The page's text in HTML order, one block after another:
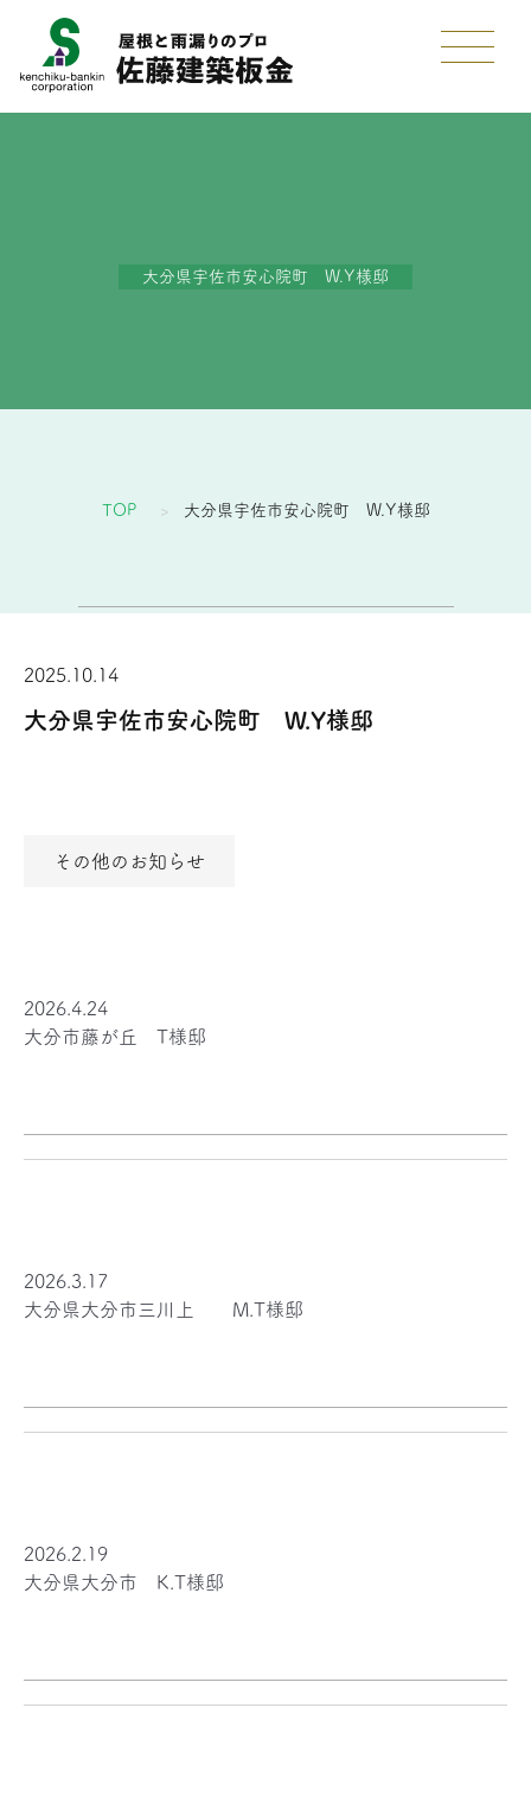
大分県宇佐市安心院町 W.Y様邸
TOP 大分県宇佐市安心院町 W.Y様邸
2025.10.14
大分県宇佐市安心院町 W.Y様邸
その他のお知らせ
2026.4.24
大分市藤が丘 T様邸
2026.3.17
大分県大分市三川上 M.T様邸
2026.2.19
大分県大分市 K.T様邸